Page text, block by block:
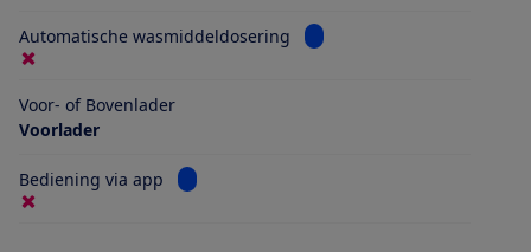
Automatische wasmiddeldosering Bekijk informatie voor
Voor- of Bovenlader
Voorlader
Bediening via app Bekijk informatie voor Bediening via app